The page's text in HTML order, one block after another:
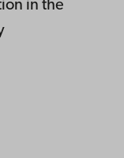
in the